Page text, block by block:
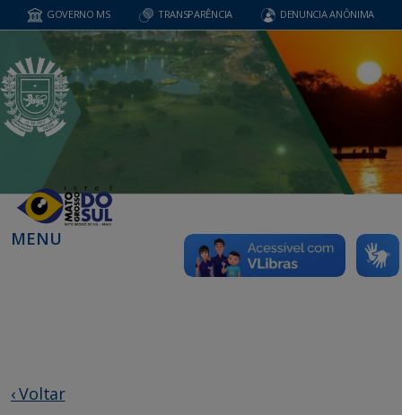
GOVERNO MS TRANSPARÊNCIA DENUNCIA ANÔNIMA
MENU
‹ Voltar